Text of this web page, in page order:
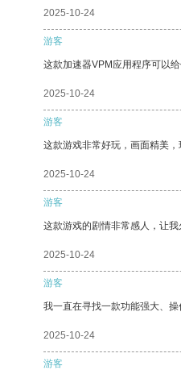
2025-10-24
游客
这款加速器VPM应用程序可以
2025-10-24
游客
这款游戏非常好玩，画面精美
2025-10-24
游客
这款游戏的剧情非常感人，让我
2025-10-24
游客
我一直在寻找一款功能强大、
2025-10-24
游客